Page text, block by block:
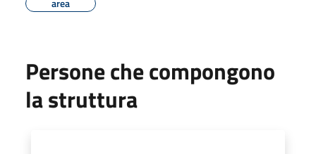
Persone che compongono
la struttura